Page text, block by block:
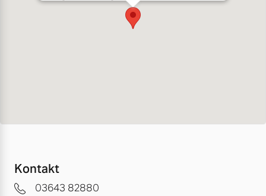
Kontakt
03643 82880